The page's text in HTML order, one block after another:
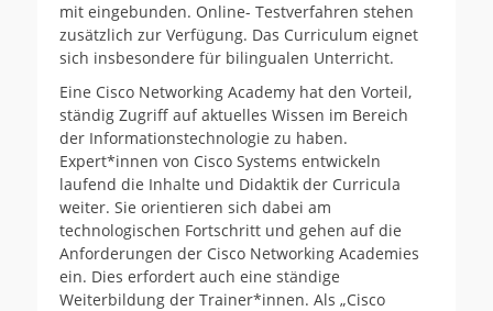
mit eingebunden. Online- Testverfahren stehen
zusätzlich zur Verfügung. Das Curriculum eignet
sich insbesondere für bilingualen Unterricht.
Eine Cisco Networking Academy hat den Vorteil,
ständig Zugriff auf aktuelles Wissen im Bereich
der Informationstechnologie zu haben.
Expert*innen von Cisco Systems entwickeln
laufend die Inhalte und Didaktik der Curricula
weiter. Sie orientieren sich dabei am
technologischen Fortschritt und gehen auf die
Anforderungen der Cisco Networking Academies
ein. Dies erfordert auch eine ständige
Weiterbildung der Trainer*innen. Als „Cisco